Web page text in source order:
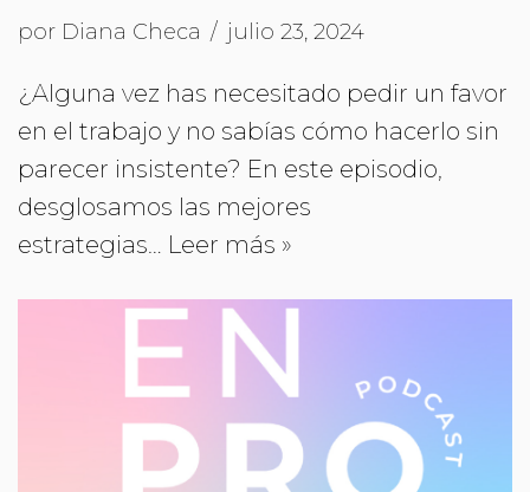
por Diana Checa julio 23, 2024
¿Alguna vez has necesitado pedir un favor
en el trabajo y no sabías cómo hacerlo sin
parecer insistente? En este episodio,
desglosamos las mejores
estrategias… Leer más »